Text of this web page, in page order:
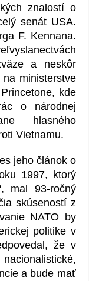
znalostí o
senát USA.
F. Kennana.
a neskôr
ministerstve
kde
o národnej
hlasného
Vietnamu.
jeho článok o
1997, ktorý
mal 93-ročný
skúseností z
NATO by
politike v
že v
a bude mať